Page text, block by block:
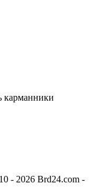
карманники
- 2026 Brd24.com -